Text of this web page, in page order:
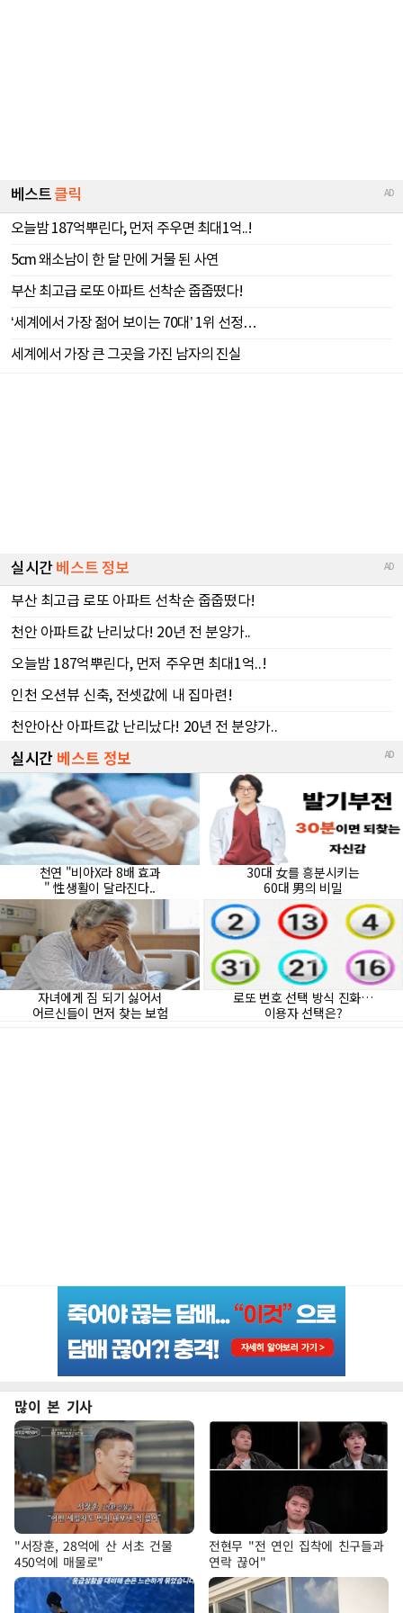
많이 본 기사
"서장훈, 28억에 산 서초 건물
450억에 매물로"
전현무 "전 연인 집착에 친구들과
연락 끊어"